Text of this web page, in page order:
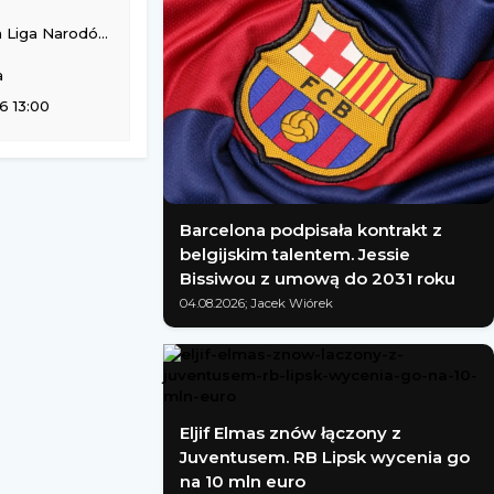
Kobiet (siatkarek)
13:00
Barcelona podpisała kontrakt z
belgijskim talentem. Jessie
Bissiwou z umową do 2031 roku
04.08.2026; Jacek Wiórek
Eljif Elmas znów łączony z
Juventusem. RB Lipsk wycenia go
na 10 mln euro